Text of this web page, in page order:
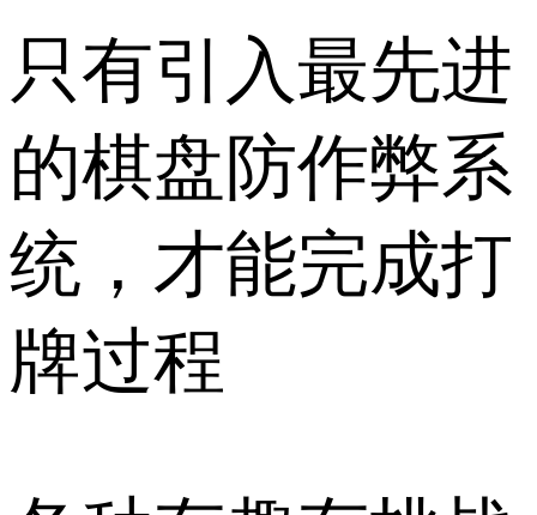
只有引入最先进
的棋盘防作弊系
统，才能完成打
牌过程